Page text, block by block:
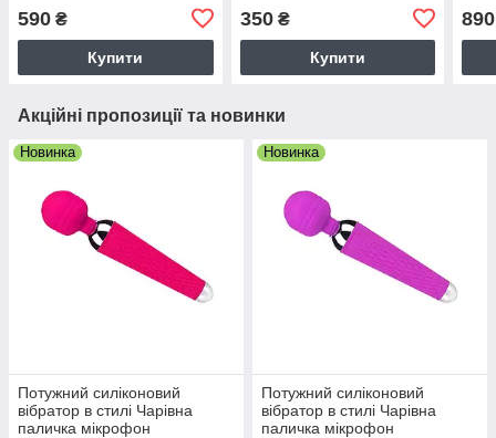
590 ₴
Купити
350₴
Купити
890
Акційні пропозиції та новинки
Новинка
Потужний силіконовий
вібратор в стилі Чарівна
паличка мікрофон
Новинка
Потужний силіконовий
вібратор в стилі Чарівна
паличка мікрофон